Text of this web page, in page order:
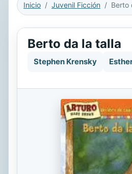
Inicio Juvenil Ficción Berto
Berto da la talla
Stephen Krensky